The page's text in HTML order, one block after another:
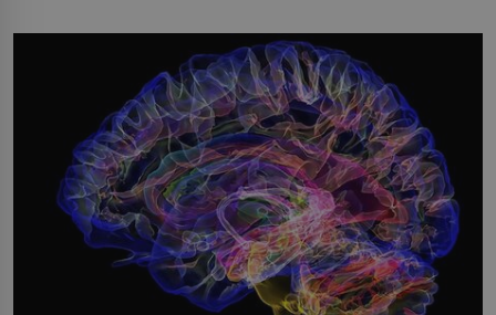
přízračná scéna znamená? Je jaro roku 1945, druhá
světová válka se chýlí ke konci. Jezero Stolpsee